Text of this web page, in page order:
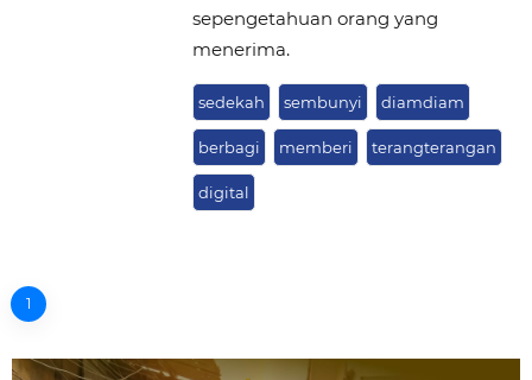
sepengetahuan orang yang
menerima.
sedekah sembunyi diamdiam
berbagi memberi terangterangan
digital
1